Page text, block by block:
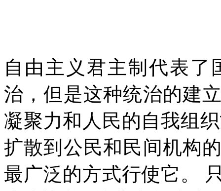
自由主义君主制代表了
治，但是这种统治的建
凝聚力和人民的自我组
扩散到公民和民间机构
最广泛的方式行使它。